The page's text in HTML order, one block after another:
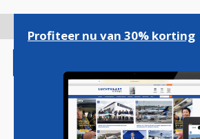
gaan
Profiteer nu van 30% korting